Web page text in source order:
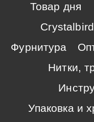
Товар дня
Crystalbird
Фурнитура
Нитки,
Упаковка и